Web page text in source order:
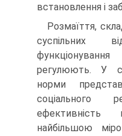
встановлення і
Розмаїття,
суспільних
регулюють. У
норми
соціального
найбільшою